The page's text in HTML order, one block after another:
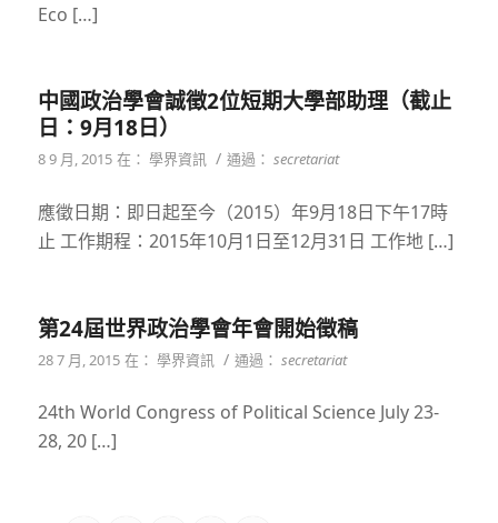
Eco […]
中國政治學會誠徵2位短期大學部助理（截止
日：9月18日）
8 9 月, 2015 在： 學界資訊 / 通過： secretariat
應徵日期：即日起至今（2015）年9月18日下午17時
止 工作期程：2015年10月1日至12月31日 工作地 […]
第24屆世界政治學會年會開始徵稿
28 7 月, 2015 在： 學界資訊 / 通過： secretariat
24th World Congress of Political Science July 23-
28, 20 […]